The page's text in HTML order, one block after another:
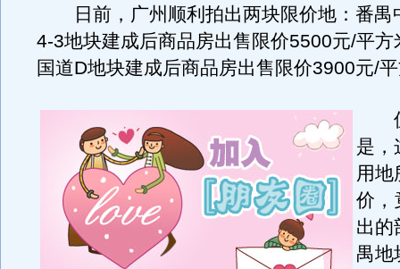
日前，广州顺利拍出两块限价地：番禺
4-3地块建成后商品房出售限价5500元/平
国道D地块建成后商品房出售限价3900元/
值
是，
用地
价，
出的
禺地